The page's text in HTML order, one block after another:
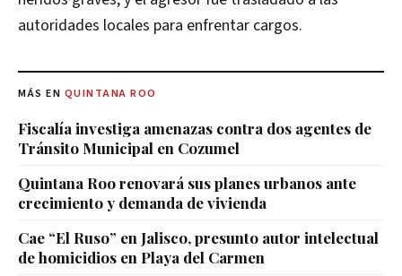
autoridades locales para enfrentar cargos.
MÁS EN QUINTANA ROO
Fiscalía investiga amenazas contra dos agentes de
Tránsito Municipal en Cozumel
Quintana Roo renovará sus planes urbanos ante
crecimiento y demanda de vivienda
Cae “El Ruso” en Jalisco, presunto autor intelectual
de homicidios en Playa del Carmen